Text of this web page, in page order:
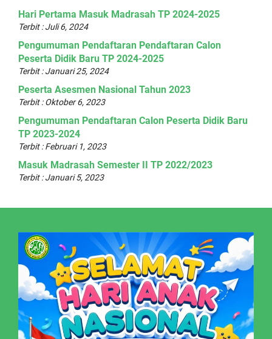
Hari Pertama Masuk Madrasah TP 2024-2025
Terbit : Juli 6, 2024
Pengumuman Pendaftaran Pendaftaran Calon
Peserta Didik Baru TP 2024-2025
Terbit : Januari 25, 2024
Peserta Asesmen Nasional Tahun 2023
Terbit : Oktober 6, 2023
Pengumuman Pendaftaran Calon Peserta Didik Baru
TP 2023-2024
Terbit : Februari 1, 2023
Masuk Madrasah Semester II TP 2022/2023
Terbit : Januari 5, 2023